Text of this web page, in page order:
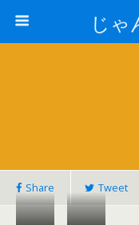
じゃ
Share Tweet